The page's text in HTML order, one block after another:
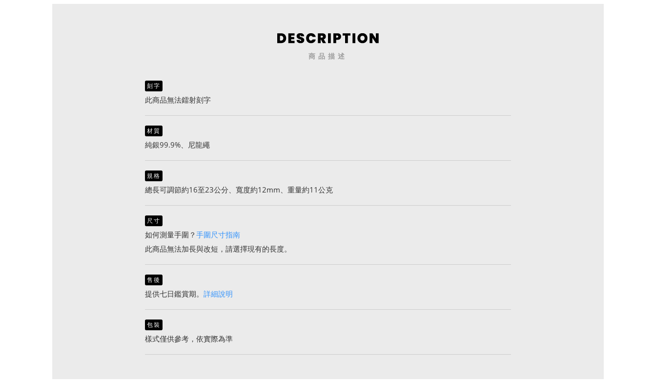
商品描述
刻字
此商品無法鐳射刻字
材質
純銀99.9%、尼龍繩
規格
總長可調節約16至23公分、寬度約12mm、重量約11公克
尺寸
如何測量手圍？ 手圍尺寸指南
此商品無法加長與改短，請選擇現有的長度。
售後
提供七日鑑賞期。 詳細說明
包裝
樣式僅供參考，依實際為準